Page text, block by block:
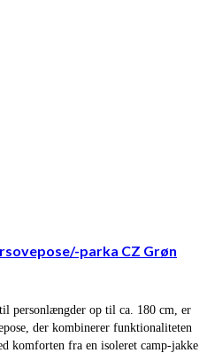
parka CZ Grøn
personlængder op til ca. 180 cm, er
der kombinerer funktionaliteten
komforten fra en isoleret camp-jakke